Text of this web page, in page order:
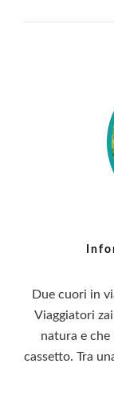
Due cuori in
Viaggiatori
natura e che
cassetto. Tra